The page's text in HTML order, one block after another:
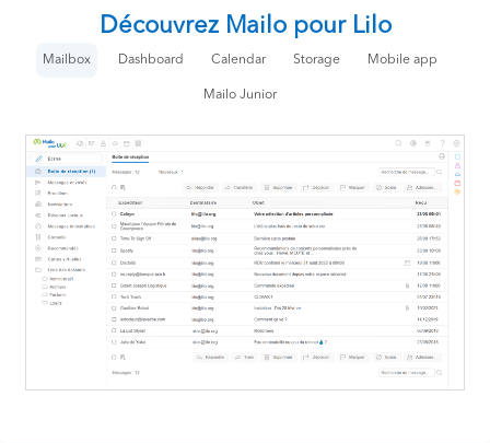
Découvrez Mailo pour Lilo
Mailbox Dashboard Calendar Storage Mobile app
Mailo Junior